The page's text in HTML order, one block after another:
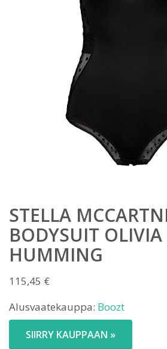
STELLA
BODYSUIT OLIVIA
HUMMING
115,45 €
Alusvaatekauppa: Boozt
SIIRRY KAUPPAAN »